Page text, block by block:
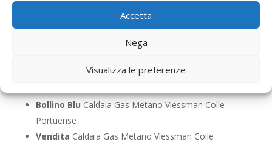
Accetta
Nega
Visualizza le preferenze
Caldaia Gas Metano Viessman Colle
Portuense
Caldaia Gas Metano Viessman Colle
Controllo FumiCaldaia Gas Metano Viessman Colle
Bollino Blu Caldaia Gas Metano Viessman Colle
Portuense
Vendita Caldaia Gas Metano Viessman Colle